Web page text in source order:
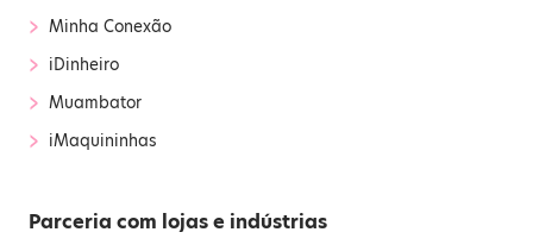
› Minha Conexão
› iDinheiro
› Muambator
› iMaquininhas
Parceria com lojas e indústrias